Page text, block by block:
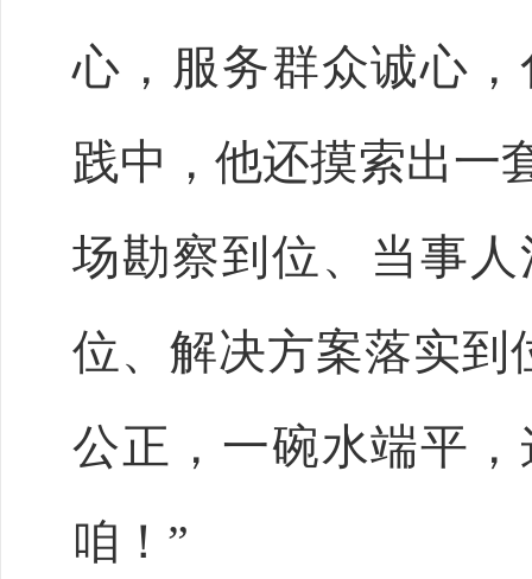
心，服务群众诚心
践中，他还摸索出一
场勘察到位、当事
位、解决方案落实到
公正，一碗水端平
咱！”